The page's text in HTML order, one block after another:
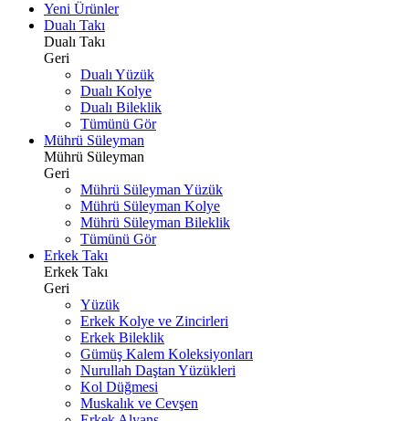
Yeni Ürünler
Dualı Takı
Dualı Takı
Geri
Dualı Yüzük
Dualı Kolye
Dualı Bileklik
Tümünü Gör
Mührü Süleyman
Mührü Süleyman
Geri
Mührü Süleyman Yüzük
Mührü Süleyman Kolye
Mührü Süleyman Bileklik
Tümünü Gör
Erkek Takı
Erkek Takı
Geri
Yüzük
Erkek Kolye ve Zincirleri
Erkek Bileklik
Gümüş Kalem Koleksiyonları
Nurullah Daştan Yüzükleri
Kol Düğmesi
Muskalık ve Cevşen